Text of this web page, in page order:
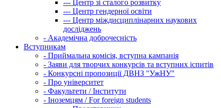
--- Центр зі сталого розвитку
--- Центр гендерної освіти
--- Центр міждисциплінарних наукових
досліджень
- Академічна доброчесність
Вступникам
- Приймальна комісія, вступна кампанія
- Заяви для творчих конкурсів та вступних іспитів
- Конкурсні пропозиції ДВНЗ "УжНУ"
- Про університет
- Факультети / Інститути
- Іноземцям / For foreign students